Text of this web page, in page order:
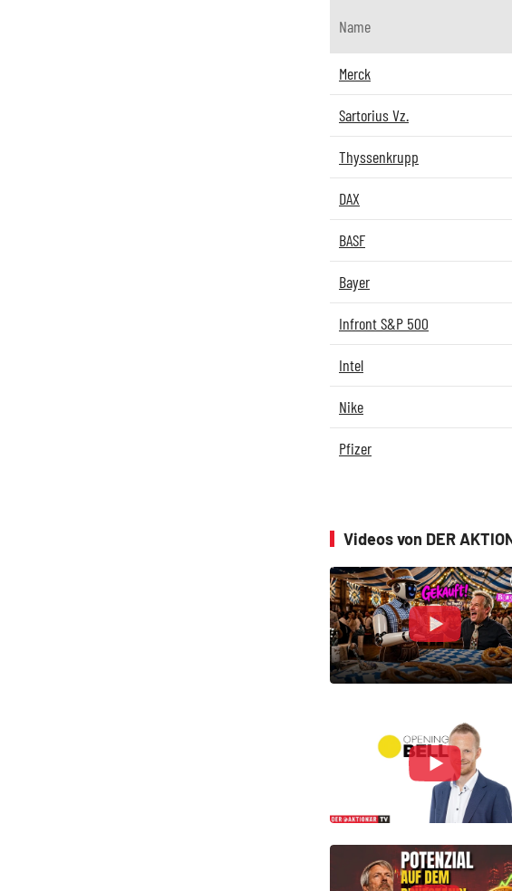
Name
Merck
Sartorius Vz.
Thyssenkrupp
DAX
BASF
Bayer
Infront S&P 500
Intel
Nike
Pfizer
Videos von DER